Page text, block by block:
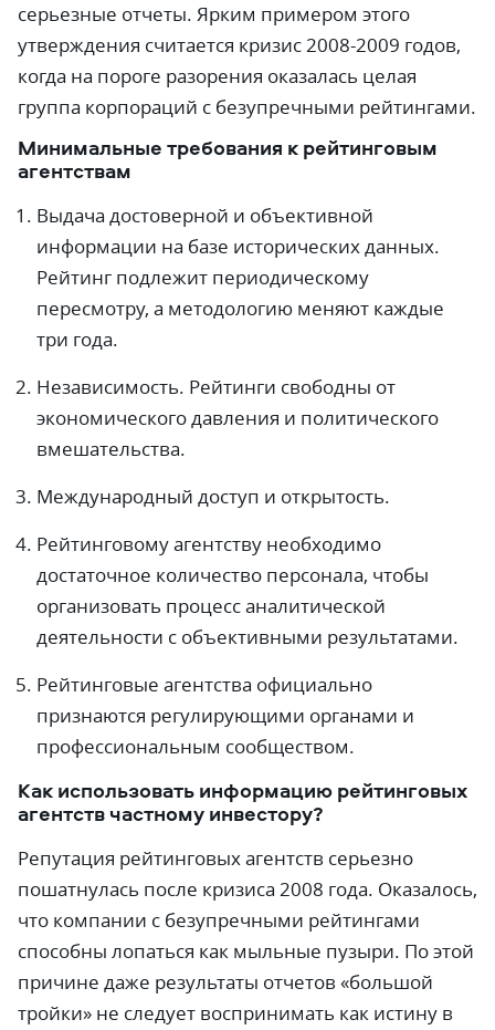
серьезные отчеты. Ярким примером этого
утверждения считается кризис 2008-2009 годов,
когда на пороге разорения оказалась целая
группа корпораций с безупречными рейтингами.
Минимальные требования к рейтинговым
агентствам
Выдача достоверной и объективной
информации на базе исторических данных.
Рейтинг подлежит периодическому
пересмотру, а методологию меняют каждые
три года.
Независимость. Рейтинги свободны от
экономического давления и политического
вмешательства.
Международный доступ и открытость.
Рейтинговому агентству необходимо
достаточное количество персонала, чтобы
организовать процесс аналитической
деятельности с объективными результатами.
Рейтинговые агентства официально
признаются регулирующими органами и
профессиональным сообществом.
Как использовать информацию рейтинговых
агентств частному инвестору?
Репутация рейтинговых агентств серьезно
пошатнулась после кризиса 2008 года. Оказалось,
что компании с безупречными рейтингами
способны лопаться как мыльные пузыри. По этой
причине даже результаты отчетов «большой
тройки» не следует воспринимать как истину в